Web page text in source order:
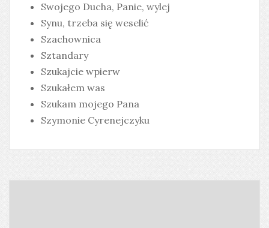
Swojego Ducha, Panie, wylej
Synu, trzeba się weselić
Szachownica
Sztandary
Szukajcie wpierw
Szukałem was
Szukam mojego Pana
Szymonie Cyrenejczyku